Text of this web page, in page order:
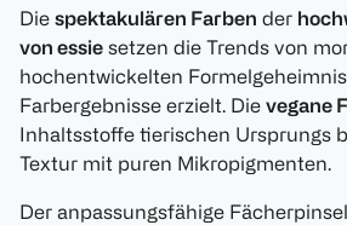
Die spektakulären Farben der
von essie setzen die Trends von
hochentwickelten
Farbergebnisse erzielt. Die vegane
Inhaltsstoffe tierischen Ursprungs
Textur mit puren Mikropigmenten.
Der anpassungsfähige